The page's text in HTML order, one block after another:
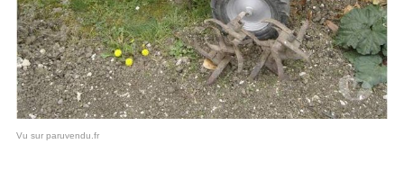
Vu sur paruvendu.fr